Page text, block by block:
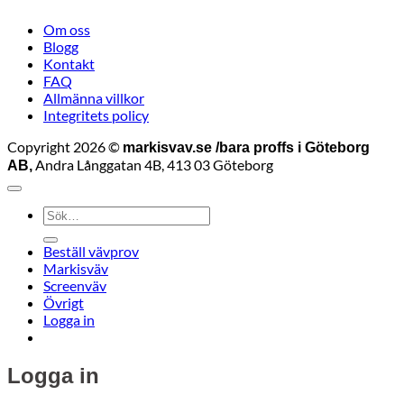
Om oss
Blogg
Kontakt
FAQ
Allmänna villkor
Integritets policy
Copyright 2026 © markisvav.se /bara proffs i Göteborg
AB, Andra Långgatan 4B, 413 03 Göteborg
Sök
efter:
Beställ vävprov
Markisväv
Screenväv
Övrigt
Logga in
Logga in